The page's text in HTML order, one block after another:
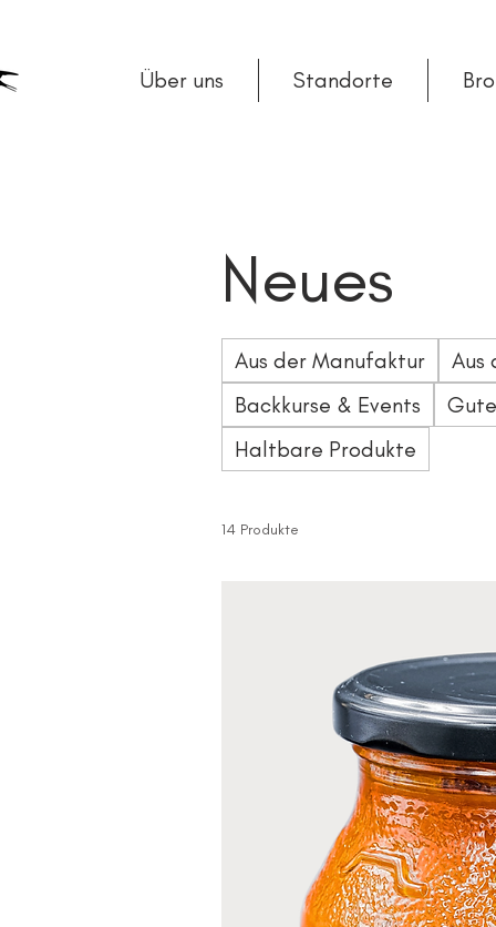
Über uns Standorte
Neues
Aus der Manufaktur
Aus
Backkurse & Events
Haltbare Produkte
14 Produkte